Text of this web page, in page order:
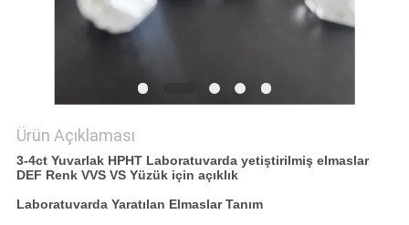
Ürün Açıklaması
3-4ct Yuvarlak HPHT Laboratuvarda yetiştirilmiş elmaslar
DEF Renk VVS VS Yüzük için açıklık
Laboratuvarda Yaratılan Elmaslar Tanım